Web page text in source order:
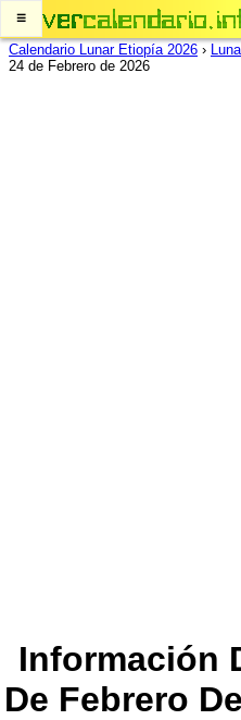
≡
Calendario Lunar Etiopía 2026 ›
24 de Febrero de 2026
Información
De Febrero